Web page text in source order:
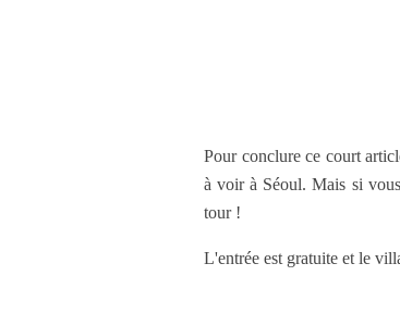
Pour conclure ce court
à voir à Séoul. Mais si
tour !
L'entrée est gratuite et le